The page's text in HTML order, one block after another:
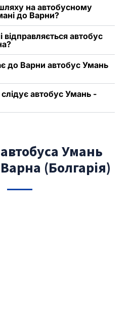
на автобусному
до Варни?
відправляється автобус
до Варни автобус Умань
автобус Умань -
Умань
(Болгарія)